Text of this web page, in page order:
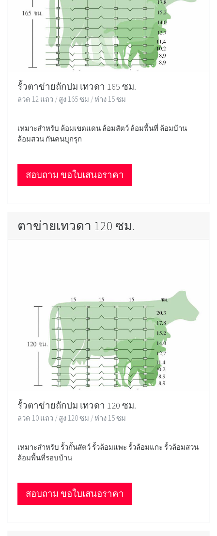
รั้วตาข่ายถักปม เทวดา 165 ซม.
ลวด 12 แถว / สูง 165 ซม / ห่าง 15 ซม
เหมาะสำหรับ ล้อมเขตแดน ล้อมสัตว์ ล้อมพื้นที่ ล้อมบ้าน
ล้อมสวน กันคนบุกรุก
สอบถาม ขอใบเสนอราคา
ตาข่ายเทวดา 120 ซม.
รั้วตาข่ายถักปม เทวดา 120 ซม.
ลวด 10 แถว / สูง 120 ซม / ห่าง 15 ซม
เหมาะสำหรับ รั้วกั้นสัตว์ รั้วล้อมแพะ รั้วล้อมแกะ รั้วล้อมสวน
ล้อมพื้นที่รอบบ้าน
สอบถาม ขอใบเสนอราคา